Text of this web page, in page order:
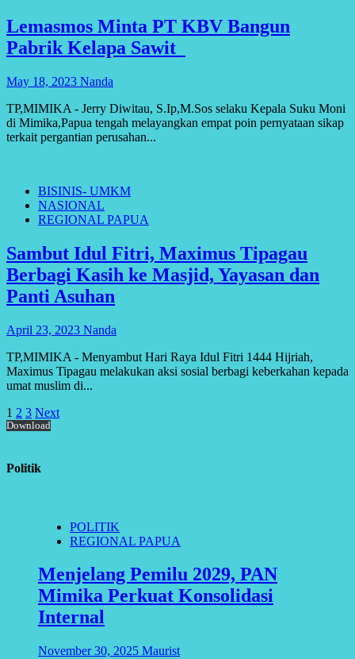
Lemasmos Minta PT KBV Bangun
Pabrik Kelapa Sawit
May 18, 2023 Nanda
TP,MIMIKA - Jerry Diwitau, S.Ip,M.Sos selaku Kepala Suku Moni
di Mimika,Papua tengah melayangkan empat poin pernyataan sikap
terkait pergantian perusahan...
BISINIS- UMKM
NASIONAL
REGIONAL PAPUA
Sambut Idul Fitri, Maximus Tipagau
Berbagi Kasih ke Masjid, Yayasan dan
Panti Asuhan
April 23, 2023 Nanda
TP,MIMIKA - Menyambut Hari Raya Idul Fitri 1444 Hijriah,
Maximus Tipagau melakukan aksi sosial berbagi keberkahan kepada
umat muslim di...
Posts
pagination
1 2 3 Next
Download
Politik
POLITIK
REGIONAL PAPUA
Menjelang Pemilu 2029, PAN
Mimika Perkuat Konsolidasi
Internal
November 30, 2025 Maurist